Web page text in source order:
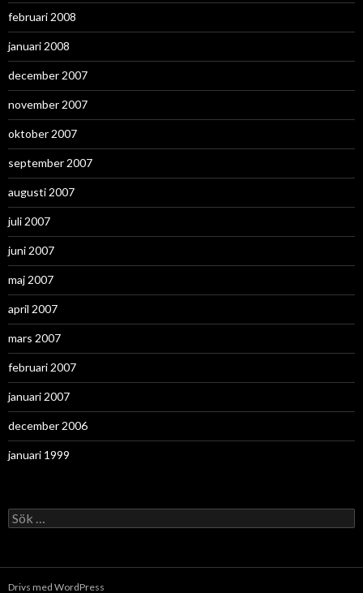
februari 2008
januari 2008
december 2007
november 2007
oktober 2007
september 2007
augusti 2007
juli 2007
juni 2007
maj 2007
april 2007
mars 2007
februari 2007
januari 2007
december 2006
januari 1999
Sök
efter:
Drivs med WordPress